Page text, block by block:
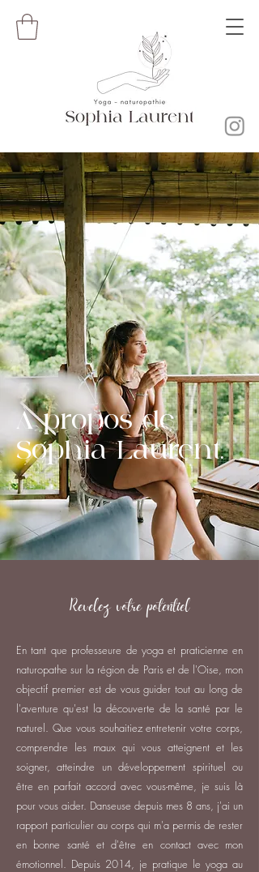
À propos de
Sophia Laurent.
Revelez votre potentiel
En tant que professeure de yoga et praticienne en
naturopathe sur la région de Paris et de l'Oise, mon
objectif premier est de vous guider tout au long de
l'aventure qu'est la découverte de la santé par le
naturel. Que vous souhaitiez entretenir votre corps,
comprendre les maux qui vous atteignent et les
soigner, atteindre un développement spirituel ou
être en parfait accord avec vous-même, je suis là
pour vous aider. Danseuse depuis mes 8 ans, j'ai un
rapport particulier au corps qui m'a permis de rester
en bonne santé et d'être en contact avec mon
émotionnel. Depuis 2014, je pratique le yoga au